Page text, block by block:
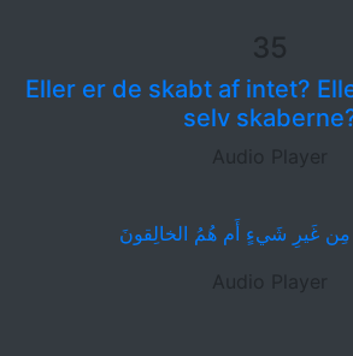
35
Eller er de skabt af intet?
selv
Audio Player
مِن غَيرِ شَيءٍ أَم هُمُ الخالِقونَ
Audio Player